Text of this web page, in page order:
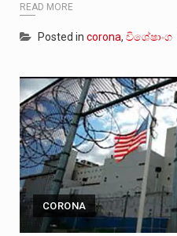
READ MORE
Posted in corona, විශේෂාංග
CORONA